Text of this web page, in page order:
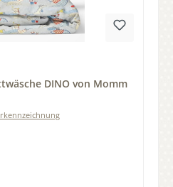
DINO von Momm